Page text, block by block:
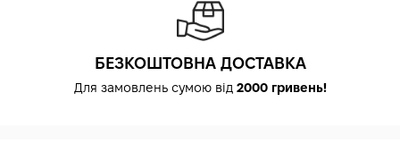
БЕЗКОШТОВНА ДОСТАВКА
Для замовлень сумою від 2000 гривень!